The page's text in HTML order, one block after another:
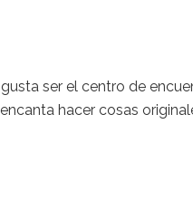
ser el centro de
hacer cosas